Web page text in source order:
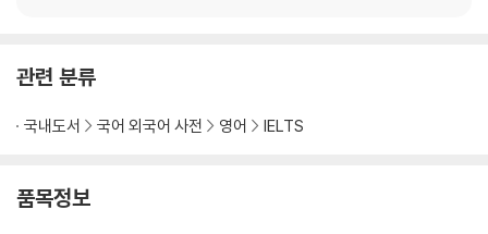
1일 다지선다 Multiple Choice
2일 노트/양식/표 완성하기 Note/Form/Table Completion
3일 문장/요약문 완성하기 Sentence/Summary Completion
6일 단답형 Short Answer
관련 분류
국내도서 국어 외국어 사전 영어 IELTS
품목정보